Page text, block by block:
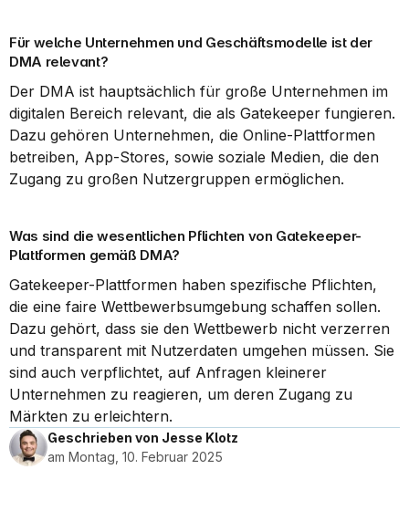
Für welche Unternehmen und Geschäftsmodelle ist der
DMA relevant?
Der DMA ist hauptsächlich für große Unternehmen im
digitalen Bereich relevant, die als Gatekeeper fungieren.
Dazu gehören Unternehmen, die Online-Plattformen
betreiben, App-Stores, sowie soziale Medien, die den
Zugang zu großen Nutzergruppen ermöglichen.
Was sind die wesentlichen Pflichten von Gatekeeper-
Plattformen gemäß DMA?
Gatekeeper-Plattformen haben spezifische Pflichten,
die eine faire Wettbewerbsumgebung schaffen sollen.
Dazu gehört, dass sie den Wettbewerb nicht verzerren
und transparent mit Nutzerdaten umgehen müssen. Sie
sind auch verpflichtet, auf Anfragen kleinerer
Unternehmen zu reagieren, um deren Zugang zu
Märkten zu erleichtern.
Geschrieben von Jesse Klotz
am Montag, 10. Februar 2025